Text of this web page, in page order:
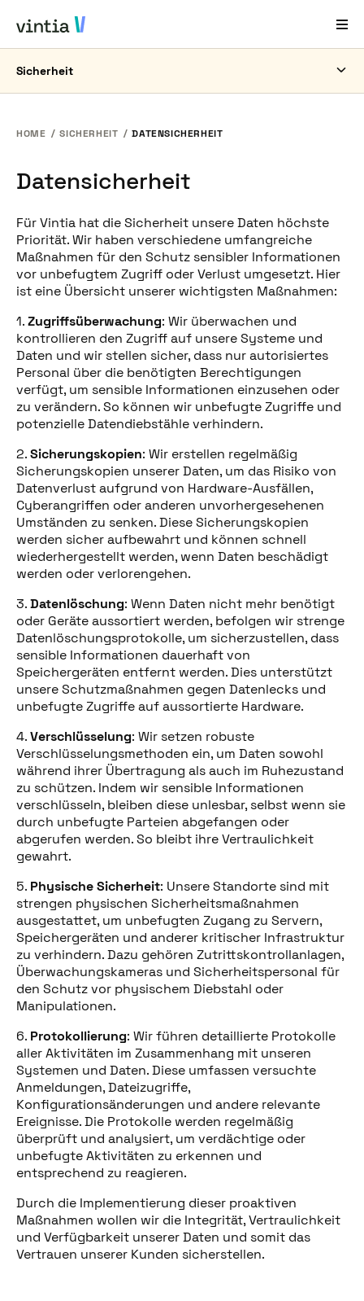
Hilfe und Support
EN FR DE
Produkte
Fallstudien
Über Uns
News & Events
Kontakt
Sicherheit
HOME SICHERHEIT DATENSICHERHEIT
Datensicherheit
Für Vintia hat die Sicherheit unsere Daten höchste
Priorität. Wir haben verschiedene umfangreiche
Maßnahmen für den Schutz sensibler Informationen
vor unbefugtem Zugriff oder Verlust umgesetzt. Hier
ist eine Übersicht unserer wichtigsten Maßnahmen:
1.Zugriffsüberwachung: Wir überwachen und
kontrollieren den Zugriff auf unsere Systeme und
Daten und wir stellen sicher, dass nur autorisiertes
Personal über die benötigten Berechtigungen
verfügt, um sensible Informationen einzusehen oder
zu verändern. So können wir unbefugte Zugriffe und
potenzielle Datendiebstähle verhindern.
2.Sicherungskopien: Wir erstellen regelmäßig
Sicherungskopien unserer Daten, um das Risiko von
Datenverlust aufgrund von Hardware-Ausfällen,
Cyberangriffen oder anderen unvorhergesehenen
Umständen zu senken. Diese Sicherungskopien
werden sicher aufbewahrt und können schnell
wiederhergestellt werden, wenn Daten beschädigt
werden oder verlorengehen.
3.Datenlöschung: Wenn Daten nicht mehr benötigt
oder Geräte aussortiert werden, befolgen wir strenge
Datenlöschungsprotokolle, um sicherzustellen, dass
sensible Informationen dauerhaft von
Speichergeräten entfernt werden. Dies unterstützt
unsere Schutzmaßnahmen gegen Datenlecks und
unbefugte Zugriffe auf aussortierte Hardware.
4.Verschlüsselung: Wir setzen robuste
Verschlüsselungsmethoden ein, um Daten sowohl
während ihrer Übertragung als auch im Ruhezustand
zu schützen. Indem wir sensible Informationen
verschlüsseln, bleiben diese unlesbar, selbst wenn sie
durch unbefugte Parteien abgefangen oder
abgerufen werden. So bleibt ihre Vertraulichkeit
gewahrt.
5. Physische Sicherheit: Unsere Standorte sind mit
strengen physischen Sicherheitsmaßnahmen
ausgestattet, um unbefugten Zugang zu Servern,
Speichergeräten und anderer kritischer Infrastruktur
zu verhindern. Dazu gehören Zutrittskontrollanlagen,
Überwachungskameras und Sicherheitspersonal für
den Schutz vor physischem Diebstahl oder
Manipulationen.
6. Protokollierung: Wir führen detaillierte Protokolle
aller Aktivitäten im Zusammenhang mit unseren
Systemen und Daten. Diese umfassen versuchte
Anmeldungen, Dateizugriffe,
Konfigurationsänderungen und andere relevante
Ereignisse. Die Protokolle werden regelmäßig
überprüft und analysiert, um verdächtige oder
unbefugte Aktivitäten zu erkennen und
entsprechend zu reagieren.
Durch die Implementierung dieser proaktiven
Maßnahmen wollen wir die Integrität, Vertraulichkeit
und Verfügbarkeit unserer Daten und somit das
Vertrauen unserer Kunden sicherstellen.